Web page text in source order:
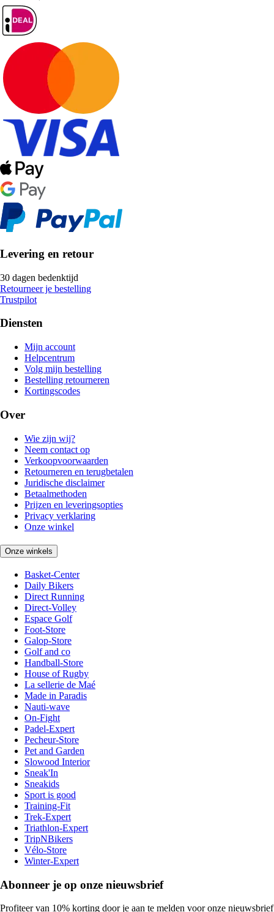
Levering en retour
30 dagen bedenktijd
Retourneer je bestelling
Trustpilot
Diensten
Mijn account
Helpcentrum
Volg mijn bestelling
Bestelling retourneren
Kortingscodes
Over
Wie zijn wij?
Neem contact op
Verkoopvoorwaarden
Retourneren en terugbetalen
Juridische disclaimer
Betaalmethoden
Prijzen en leveringsopties
Privacy verklaring
Onze winkel
Onze winkels
Basket-Center
Daily Bikers
Direct Running
Direct-Volley
Espace Golf
Foot-Store
Galop-Store
Golf and co
Handball-Store
House of Rugby
La sellerie de Maé
Made in Paradis
Nauti-wave
On-Fight
Padel-Expert
Pecheur-Store
Pet and Garden
Slowood Interior
Sneak'In
Sneakids
Sport is good
Training-Fit
Trek-Expert
Triathlon-Expert
TripNBikers
Vélo-Store
Winter-Expert
Abonneer je op onze nieuwsbrief
Profiteer van 10% korting door je aan te melden voor onze nieuwsbrief